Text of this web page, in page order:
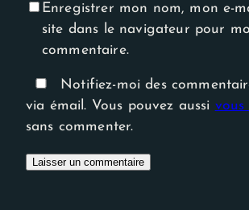
Enregistrer mon nom, mon e-
site dans le navigateur pour
commentaire.
Notifiez-moi des
via émail. Vous pouvez aussi vous
sans commenter.